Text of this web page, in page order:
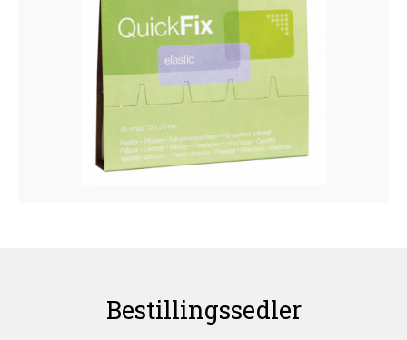
Bestillingssedler